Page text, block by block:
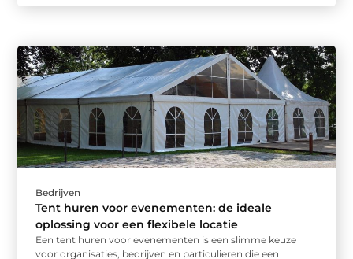
Bedrijven
Tent huren voor evenementen: de ideale
oplossing voor een flexibele locatie
Een tent huren voor evenementen is een slimme keuze
voor organisaties, bedrijven en particulieren die een